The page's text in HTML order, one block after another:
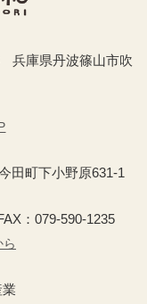
兵庫県丹波篠山市吹
田町下小野原631-1
：079-590-1235